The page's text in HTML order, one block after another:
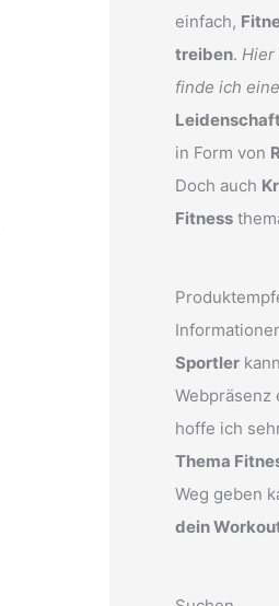
einfach,
treiben. Hier
finde ich
in Form von
Doch auch
Fitness
Sportler
Webpräsenz
hoffe ich
Thema
Weg geben
dein